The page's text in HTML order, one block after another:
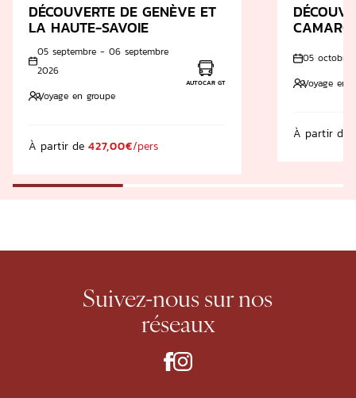
DÉCOUVERTE DE GENÈVE ET
LA HAUTE-SAVOIE
05 septembre - 06 septembre
2026
Voyage en groupe
AUTOCAR GT
À partir de 427,00€/pers
05 octobre
Voyage en
À partir de
Suivez-nous sur nos
réseaux